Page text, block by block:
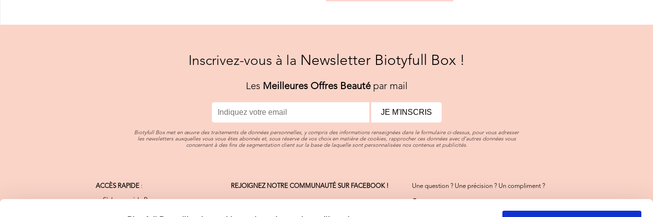
Inscrivez-vous à la Newsletter Biotyfull Box !
Les Meilleures Offres Beautépar mail
JE M'INSCRIS
Biotyfull Box met en œuvre des traitements de données personnelles, y compris des informations renseignées dans le formulaire ci-dessus, pour vous adresser
les newsletters auxquelles vous vous êtes abonnés et, sous réserve de vos choix en matière de cookies, rapprocher ces données avec d’autres données vous
concernant à des fins de segmentation client sur la base de laquelle sont personnalisées nos contenus et publicités.
ACCÈS RAPIDE :
S'abonner à la Box
REJOIGNEZ NOTRE COMMUNAUTÉ SUR FACEBOOK ! Une question ? Une précision ? Un compliment ?